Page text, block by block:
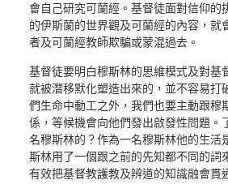
會自己研究可蘭經。基督徒面對信仰的
的伊斯蘭的世界觀及可蘭經的內容，就
者及可蘭經教師欺騙或蒙混過去。
基督徒要明白穆斯林的思維模式及對基
就被潛移默化塑造出來的，並不容易打
們生命中動工之外，我們也要主動跟穆
係，等候機會向他們發出啟發性問題。
名穆斯林的？作為一名穆斯林他的生活
斯林用了一個跟之前的先知都不同的詞
有效把基督教護教及辨道的知識融會貫